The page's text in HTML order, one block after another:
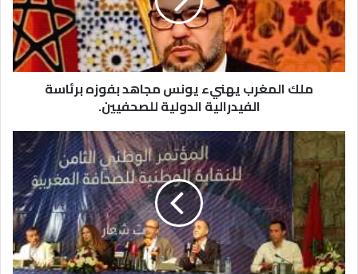
ملك المغرب يهنيء يونس مجاهد بفوزه برئاسة
الفيدرالية الدولية للصحفيين.